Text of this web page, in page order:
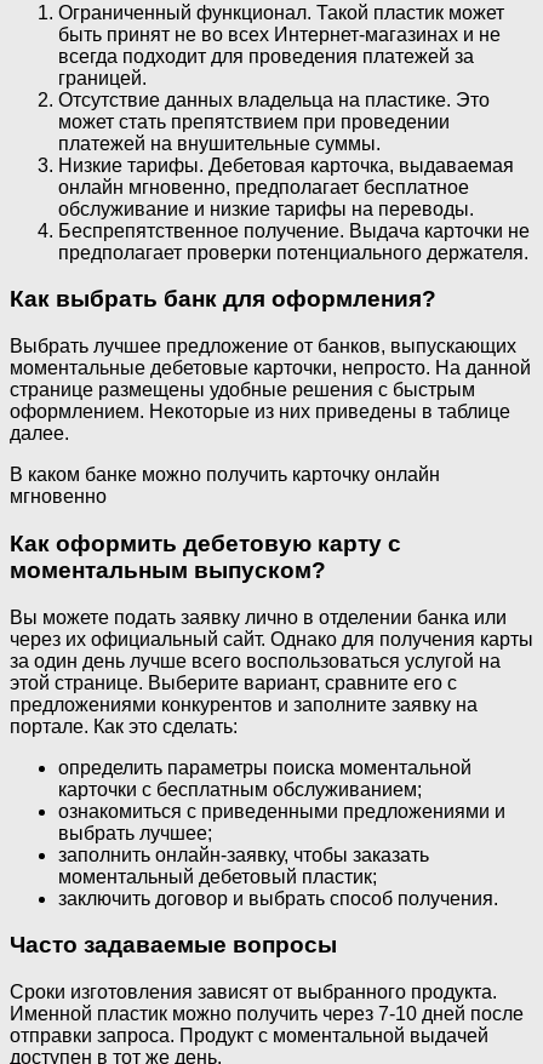
Ограниченный функционал. Такой пластик может
быть принят не во всех Интернет-магазинах и не
всегда подходит для проведения платежей за
границей.
Отсутствие данных владельца на пластике. Это
может стать препятствием при проведении
платежей на внушительные суммы.
Низкие тарифы. Дебетовая карточка, выдаваемая
онлайн мгновенно, предполагает бесплатное
обслуживание и низкие тарифы на переводы.
Беспрепятственное получение. Выдача карточки не
предполагает проверки потенциального держателя.
Как выбрать банк для оформления?
Выбрать лучшее предложение от банков, выпускающих
моментальные дебетовые карточки, непросто. На данной
странице размещены удобные решения с быстрым
оформлением. Некоторые из них приведены в таблице
далее.
В каком банке можно получить карточку онлайн
мгновенно
Как оформить дебетовую карту с
моментальным выпуском?
Вы можете подать заявку лично в отделении банка или
через их официальный сайт. Однако для получения карты
за один день лучше всего воспользоваться услугой на
этой странице. Выберите вариант, сравните его с
предложениями конкурентов и заполните заявку на
портале. Как это сделать:
определить параметры поиска моментальной
карточки с бесплатным обслуживанием;
ознакомиться с приведенными предложениями и
выбрать лучшее;
заполнить онлайн-заявку, чтобы заказать
моментальный дебетовый пластик;
заключить договор и выбрать способ получения.
Часто задаваемые вопросы
Сроки изготовления зависят от выбранного продукта.
Именной пластик можно получить через 7-10 дней после
отправки запроса. Продукт с моментальной выдачей
доступен в тот же день.